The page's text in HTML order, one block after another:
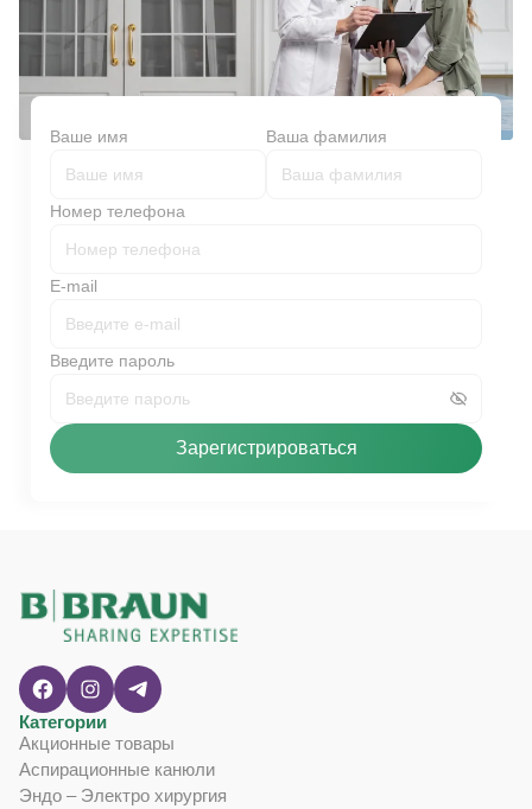
Ваше имя Ваша фамилия
Номер телефона
E-mail
Введите пароль
Зарегистрироваться
Категории
Акционные товары
Аспирационные канюли
Эндо – Электро хирургия